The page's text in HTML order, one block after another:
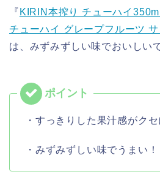
『 KIRIN本搾り チューハイ
チューハイ グレープフルーツ
は、みずみずしい味でおいしい
・すっきりした果汁感がクセ
・みずみずしい味でうまい！